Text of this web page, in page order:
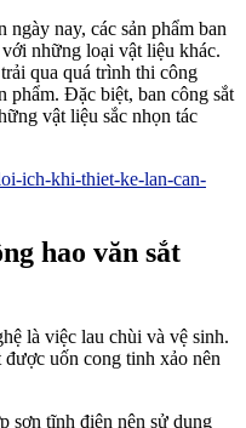
nay, các sản phẩm ban
những loại vật liệu khác.
qua quá trình thi công
phẩm. Đặc biệt, ban công sắt
vật liệu sắc nhọn tác
ich-khi-thiet-ke-lan-can-
hao văn sắt
là việc lau chùi và vệ sinh.
uốn cong tinh xảo nên
sơn tĩnh điện nên sử dụng